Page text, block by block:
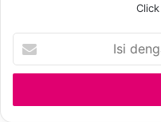
dengan
Email